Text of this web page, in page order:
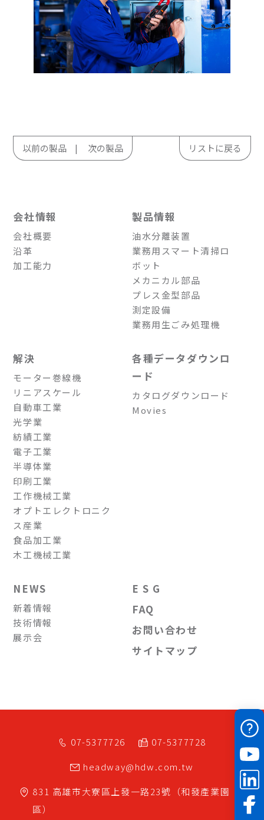
以前の製品 次の製品 リストに戻る
会社情報
会社概要
沿革
加工能力
製品情報
油水分離装置
業務用スマート清掃ロ
ボット
メカニカル部品
プレス金型部品
測定設備
業務用生ごみ処理機
解決
モーター巻線機
リニアスケール
自動車工業
光学業
紡績工業
電子工業
半導体業
印刷工業
工作機械工業
オプトエレクトロニク
ス産業
食品加工業
木工機械工業
各種データダウンロ
ード
カタログダウンロード
Movies
NEWS
新着情報
技術情報
展示会
E S G
FAQ
お問い合わせ
サイトマップ
07-5377726
07-5377728
headway@hdw.com.tw
831 高雄市大寮區 上發一路23號（和發產業園
區）